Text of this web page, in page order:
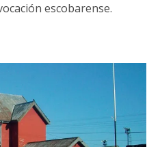
escobarense.